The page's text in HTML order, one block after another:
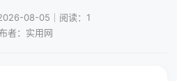
08-05｜阅读：1
者：实用网